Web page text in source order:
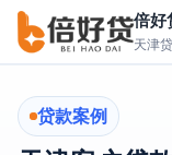
倍好
天津
贷款案例